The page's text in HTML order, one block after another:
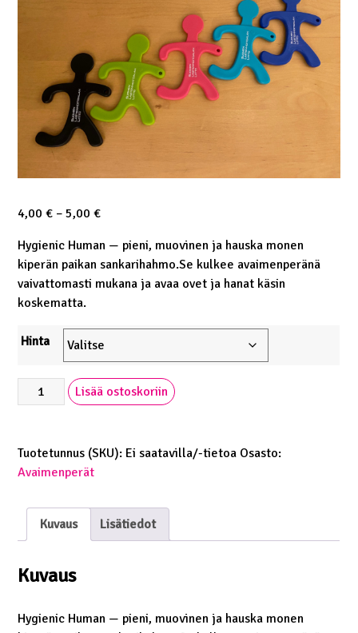
4,00€ – 5,00€Hintaluokka:
-
5,00 €
Hygienic Human — pieni, muovinen ja hauska monen
kiperän paikan sankarihahmo.Se kulkee avaimenperänä
vaivattomasti mukana ja avaa ovet ja hanat käsin
koskematta.
Hinta
SLaLn
oma
monitoimiavaimenperä
Lisää ostoskoriin
Tuotetunnus (SKU): Ei saatavilla/-tietoa Osasto:
Avaimenperät
Kuvaus Lisätiedot
Kuvaus
Hygienic Human — pieni, muovinen ja hauska monen